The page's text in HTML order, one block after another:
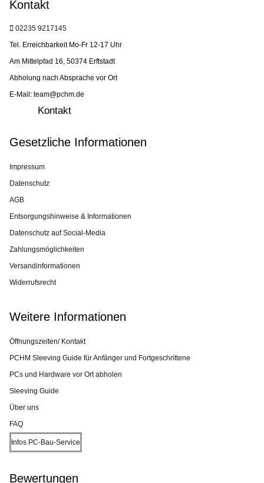
Kontakt
02235 9217145
Tel. Erreichbarkeit Mo-Fr 12-17 Uhr
Am Mittelpfad 16, 50374 Erftstadt
Abholung nach Absprache vor Ort
E-Mail: team@pchm.de
Kontakt
Gesetzliche Informationen
Impressum
Datenschutz
AGB
Entsorgungshinweise & Informationen
Datenschutz auf Social-Media
Zahlungsmöglichkeiten
Versandinformationen
Widerrufsrecht
Weitere Informationen
Öffnungszeiten/ Kontakt
PCHM Sleeving Guide für Anfänger und Fortgeschrittene
PCs und Hardware vor Ort abholen
Sleeving Guide
Über uns
FAQ
Infos PC-Bau-Service
Bewertungen